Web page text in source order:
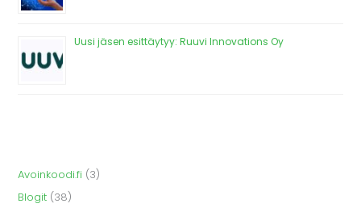
Uusi jäsen esittäytyy: Ruuvi Innovations Oy
Avoinkoodi.fi (3)
Blogit (38)